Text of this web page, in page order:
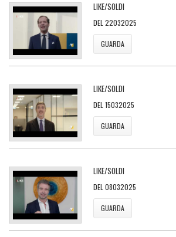
LIKE/SOLDI
DEL 22032025
GUARDA
LIKE/SOLDI
DEL 15032025
GUARDA
LIKE/SOLDI
DEL 08032025
GUARDA